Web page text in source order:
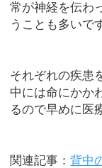
常が神経を伝わ
うことも多いで
それぞれの疾患
中には命にかか
るので早めに医
関連記事：背中